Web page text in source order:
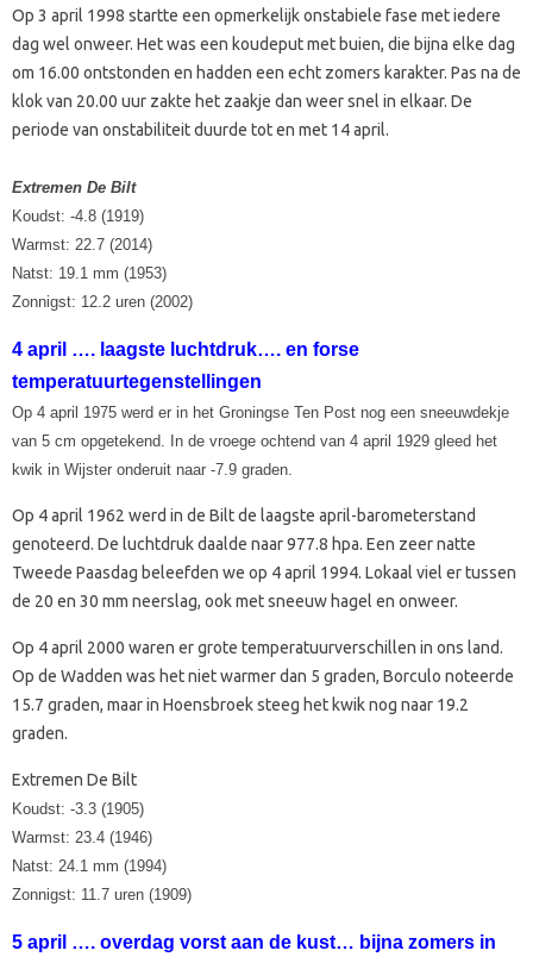
Op 3 april 1998 startte een opmerkelijk onstabiele fase met iedere
dag wel onweer. Het was een koudeput met buien, die bijna elke dag
om 16.00 ontstonden en hadden een echt zomers karakter. Pas na de
klok van 20.00 uur zakte het zaakje dan weer snel in elkaar. De
periode van onstabiliteit duurde tot en met 14 april.
Extremen De Bilt
Koudst: -4.8 (1919)
Warmst: 22.7 (2014)
Natst: 19.1 mm (1953)
Zonnigst: 12.2 uren (2002)
4 april …. laagste luchtdruk…. en forse
temperatuurtegenstellingen
Op 4 april 1975 werd er in het Groningse Ten Post nog een sneeuwdekje
van 5 cm opgetekend. In de vroege ochtend van 4 april 1929 gleed het
kwik in Wijster onderuit naar -7.9 graden.
Op 4 april 1962 werd in de Bilt de laagste april-barometerstand
genoteerd. De luchtdruk daalde naar 977.8 hpa. Een zeer natte
Tweede Paasdag beleefden we op 4 april 1994. Lokaal viel er tussen
de 20 en 30 mm neerslag, ook met sneeuw hagel en onweer.
Op 4 april 2000 waren er grote temperatuurverschillen in ons land.
Op de Wadden was het niet warmer dan 5 graden, Borculo noteerde
15.7 graden, maar in Hoensbroek steeg het kwik nog naar 19.2
graden.
Extremen De Bilt
Koudst: -3.3 (1905)
Warmst: 23.4 (1946)
Natst: 24.1 mm (1994)
Zonnigst: 11.7 uren (1909)
5 april …. overdag vorst aan de kust… bijna zomers in